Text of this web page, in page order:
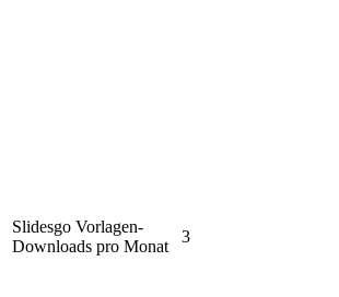
Slidesgo Vorlagen-
Downloads pro Monat
3